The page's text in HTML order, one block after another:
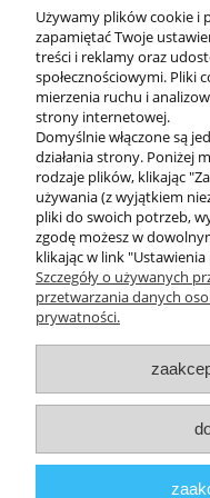
// ul.
Używamy plików cookie i
zapamiętać Twoje
treści i reklamy oraz
społecznościowymi. Pliki
mierzenia ruchu i
strony internetowej.
Domyślnie włączone są
działania strony. Poniżej
rodzaje plików, klikając
używania (z wyjątkiem
pliki do swoich potrzeb,
zgodę możesz w
klikając w link
Szczegóły o używanych
przetwarzania danych
prywatności.